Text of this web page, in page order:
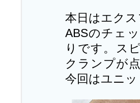
本日はエク
ABSのチェ
りです。ス
クランプが
今回はユニ